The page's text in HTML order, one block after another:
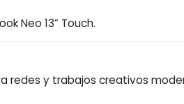
Neo 13” Touch.
redes y trabajos creativos